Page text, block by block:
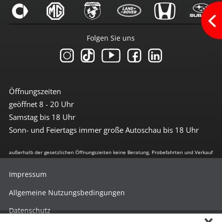
Tischtablets im Fonds
umklappbare Rücksitzbank
verstellbare Rücksitzbank
AUX-Anschluss
Bluetoothfunktion
CD-Spieler
Fond-Entertaimentsystem
Media Interface
Musikstreaming integriert
Navigation
Radio DAB
Radio mit Touchscreen
SD-Kartenleser
Öffnungszeiten
geöffnet 8 - 20 Uhr
Samstag bis 18 Uhr
Sonn- und Feiertags immer große Autoschau bis 18 Uhr
Folgen Sie uns
außerhalb der gesetzlichen Öffnungszeiten keine Beratung, Probefahrten und Verkauf
Impressum
Allgemeine Nutzungsbedingungen
Datenschutz